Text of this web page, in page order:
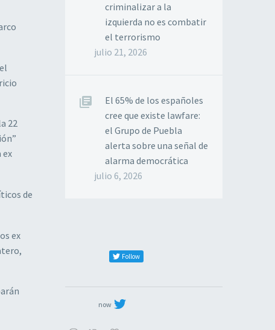
22
ex
de
ex
criminalizar a la
izquierda no es combatir
el terrorismo
julio 21, 2026
El 65% de los españoles
cree que existe lawfare:
el Grupo de Puebla
alerta sobre una señal de
alarma democrática
julio 6, 2026
Follow
now